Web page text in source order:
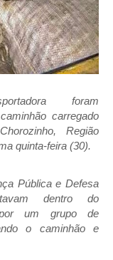
foram
carregado
Chorozinho, Região
quinta-feira (30).
Pública e Defesa
dentro do
por um grupo de
o caminhão e